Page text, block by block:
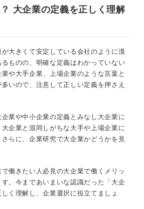
業されているため業務範囲が限られが
勤や異動を経験する可能性が高い
分に合った会社とは限らない！ 就活の
しよう
連Q&A
小企業の定義を正しく理解して幅広く企
よう
大企業の定義を正しく理解
大きくて安定している会社のように漠
ものの、明確な定義はわかっていない
や大手企業、上場企業のような言葉と
いので、注意して正しい定義を押さえ
業や中小企業の定義とみなし大企業に
企業と混同しがちな大手や上場企業に
らに、企業研究で大企業かどうかを見
働きたい人必見の大企業で働くメリッ
す。今まであいまいな認識だった「大企
く理解し、企業選択に役立てましょ
と定義を理解しよう
会社概要」で見分けよう